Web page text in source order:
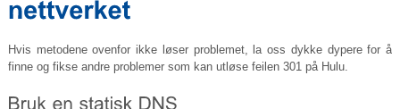
Hvis metodene ovenfor ikke løser problemet, la oss dykke dypere for å
finne og fikse andre problemer som kan utløse feilen 301 på Hulu.